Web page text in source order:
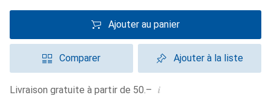
Ajouter au panier
Comparer Ajouter à la liste
Livraison gratuite à partir de 50.– i